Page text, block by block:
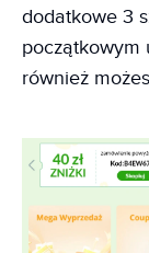
dodatkowe 3
początkowym
również